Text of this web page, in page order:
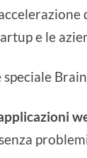
e le
speciale